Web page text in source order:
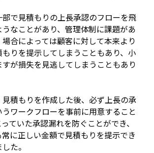
で見積もりの上長承認のフローを飛
なことがあり、管理体制に課題があ
合によっては顧客に対して本来より
りを提示してしまうこともあり、小
が損失を見逃してしまうこともあり
積もりを作成した後、必ず上長の承
ワークフローを事前に用意すること
ていた承認漏れを防ぐことができ、
に正しい金額で見積もりを提示でき
た。